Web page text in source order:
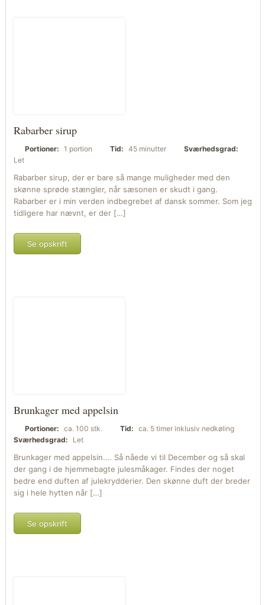
Rabarber sirup
Portioner: 1 portion Tid: 45 minutter
Sværhedsgrad:
Let
Rabarber sirup, der er bare så mange muligheder med den
skønne sprøde stængler, når sæsonen er skudt i gang.
Rabarber er i min verden indbegrebet af dansk sommer. Som jeg
tidligere har nævnt, er der […]
Se opskrift
Brunkager med appelsin
Portioner: ca. 100 stk. Tid: ca. 5 timer inklusiv nedkøling
Sværhedsgrad:
Let
Brunkager med appelsin…. Så nåede vi til December og så skal
der gang i de hjemmebagte julesmåkager. Findes der noget
bedre end duften af julekrydderier. Den skønne duft der breder
sig i hele hytten når […]
Se opskrift